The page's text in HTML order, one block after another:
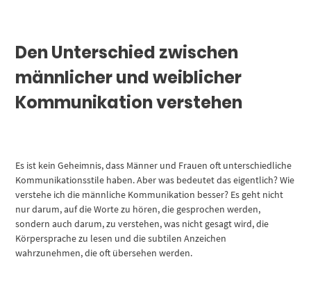
Den Unterschied zwischen
männlicher und weiblicher
Kommunikation verstehen
Es ist kein Geheimnis, dass Männer und Frauen oft unterschiedliche
Kommunikationsstile haben. Aber was bedeutet das eigentlich? Wie
verstehe ich die männliche Kommunikation besser? Es geht nicht
nur darum, auf die Worte zu hören, die gesprochen werden,
sondern auch darum, zu verstehen, was nicht gesagt wird, die
Körpersprache zu lesen und die subtilen Anzeichen
wahrzunehmen, die oft übersehen werden.